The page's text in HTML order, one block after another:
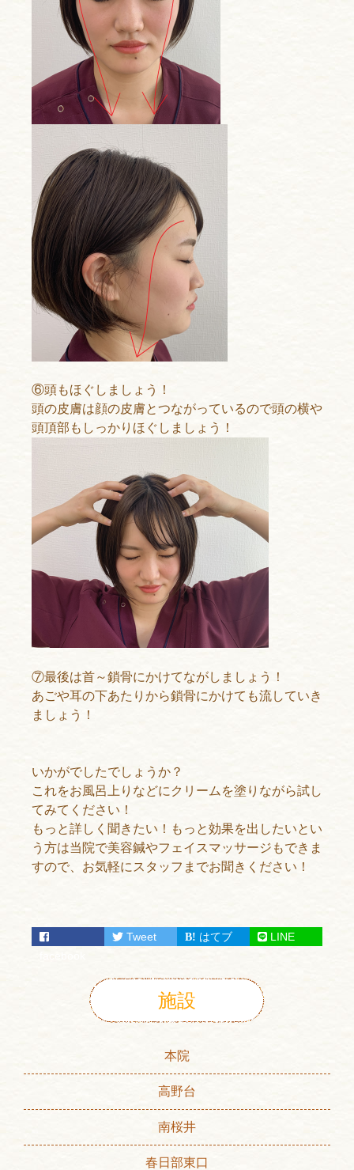
⑥頭もほぐしましょう！
頭の皮膚は顔の皮膚とつながっているので頭の横や
頭頂部もしっかりほぐしましょう！
⑦最後は首～鎖骨にかけてながしましょう！
あごや耳の下あたりから鎖骨にかけても流していき
ましょう！
いかがでしたでしょうか？
これをお風呂上りなどにクリームを塗りながら試し
てみてください！
もっと詳しく聞きたい！もっと効果を出したいとい
う方は当院で美容鍼やフェイスマッサージもできま
すので、お気軽にスタッフまでお聞きください！
Tweet はてブ LINE
施設
本院
高野台
南桜井
春日部東口